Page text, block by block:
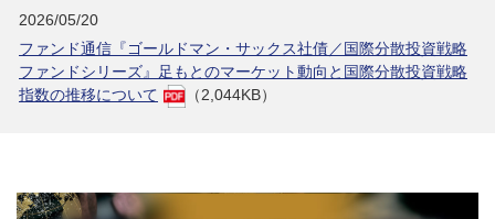
2026/05/20
ファンド通信『ゴールドマン・サックス社債／国際分散投資戦略
ファンドシリーズ』足もとのマーケット動向と国際分散投資戦略
指数の推移について
（2,044KB）